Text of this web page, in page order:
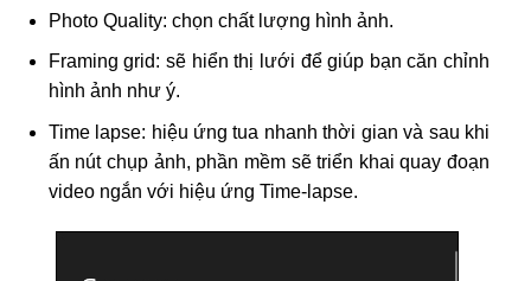
Photo Quality: chọn chất lượng hình ảnh.
Framing grid: sẽ hiển thị lưới để giúp bạn căn chỉnh
hình ảnh như ý.
Time lapse: hiệu ứng tua nhanh thời gian và sau khi
ấn nút chụp ảnh, phần mềm sẽ triển khai quay đoạn
video ngắn với hiệu ứng Time-lapse.